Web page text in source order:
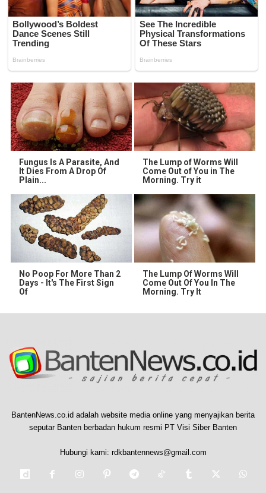
Fungus Is A Parasite, And
It Dies From A Drop Of
Plain...
The Lump of Worms Will
Come Out of You in The
Morning. Try it
No Poop For More Than 2
Days - It's The First Sign
Of
The Lump Of Worms Will
Come Out Of You In The
Morning. Try It
BantenNews.co.id adalah website media online yang menyajikan berita
seputar Banten berbadan hukum resmi PT Visi Siber Banten
Hubungi kami: rdkbantennews@gmail.com